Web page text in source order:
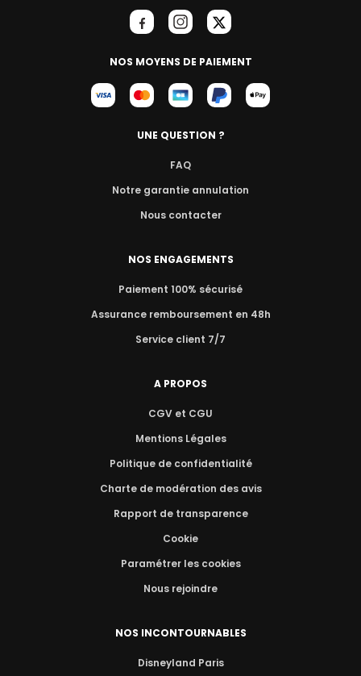
NOS MOYENS DE PAIEMENT
UNE QUESTION ?
FAQ
Notre garantie annulation
Nous contacter
NOS ENGAGEMENTS
Paiement 100% sécurisé
Assurance remboursement en 48h
Service client 7/7
A PROPOS
CGV et CGU
Mentions Légales
Politique de confidentialité
Charte de modération des avis
Rapport de transparence
Cookie
Paramétrer les cookies
Nous rejoindre
NOS INCONTOURNABLES
Disneyland Paris